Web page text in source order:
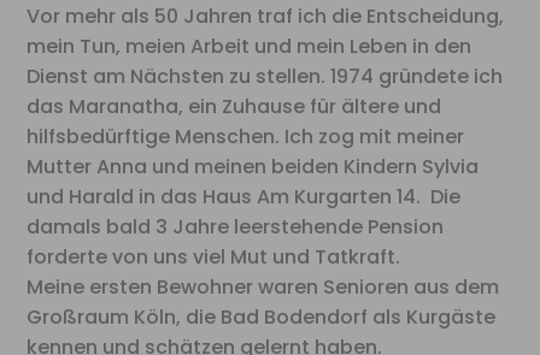
Vor mehr als 50 Jahren traf ich die Entscheidung,
mein Tun, meien Arbeit und mein Leben in den
Dienst am Nächsten zu stellen. 1974 gründete ich
das Maranatha, ein Zuhause für ältere und
hilfsbedürftige Menschen. Ich zog mit meiner
Mutter Anna und meinen beiden Kindern Sylvia
und Harald in das Haus Am Kurgarten 14. Die
damals bald 3 Jahre leerstehende Pension
forderte von uns viel Mut und Tatkraft.
Meine ersten Bewohner waren Senioren aus dem
Großraum Köln, die Bad Bodendorf als Kurgäste
kennen und schätzen gelernt haben.